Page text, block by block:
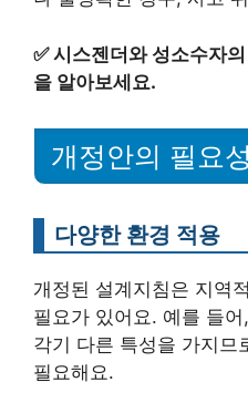
✅시스젠더와 성소수자
을 알아보세요.
개정안의 필요성
다양한 환경 적용
개정된 설계지침은 지역
필요가 있어요. 예를 들
각기 다른 특성을 가지므
필요해요.